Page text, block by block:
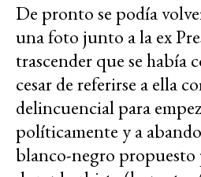
De pronto se podía
una foto junto a la ex
trascender que se había
cesar de referirse a ella
delincuencial para
políticamente y a
blanco-negro propuesto